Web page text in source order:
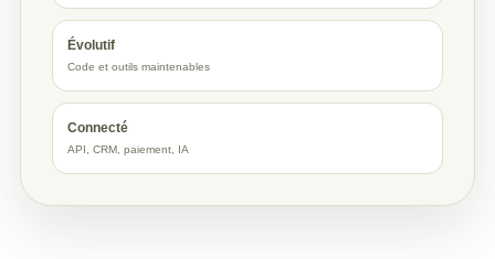
Évolutif
Code et outils maintenables
Connecté
API, CRM, paiement, IA